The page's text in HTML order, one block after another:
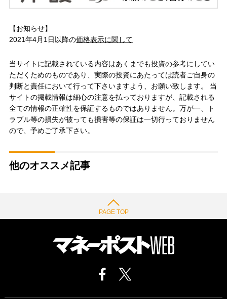
【お知らせ】
2021年4月1日以降の価格表示に関して
当サイトに記載されている内容はあくまでも投資の参考にしてい
ただくためのものであり、実際の投資にあたっては読者ご自身の
判断と責任において行って下さいますよう、お願い致します。 当
サイトの掲載情報は細心の注意を払っておりますが、記載される
全ての情報の正確性を保証するものではありません。万が一、ト
ラブル等の損失が被っても損害等の保証は一切行っておりません
ので、予めご了承下さい。
他のオススメ記事
PAGE TOP